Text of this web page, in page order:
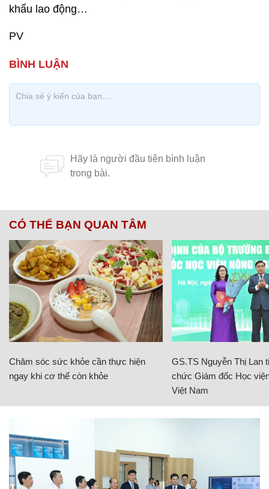
khẩu lao động…
PV
CÓ THỂ BẠN QUAN TÂM
Chăm sóc sức khỏe cần thực hiện
ngay khi cơ thể còn khỏe
GS.TS Nguyễn Thị Lan
chức Giám đốc Học
Việt Nam